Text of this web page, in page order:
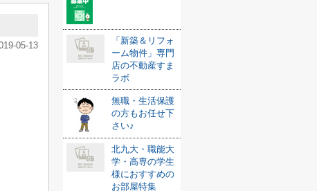
05-13
「新築＆リフォ
ーム物件」専門
店の不動産すま
ラボ
無職・生活保護
の方もお任せ下
さい♪
北九大・職能大
学・高専の学生
様におすすめの
お部屋特集